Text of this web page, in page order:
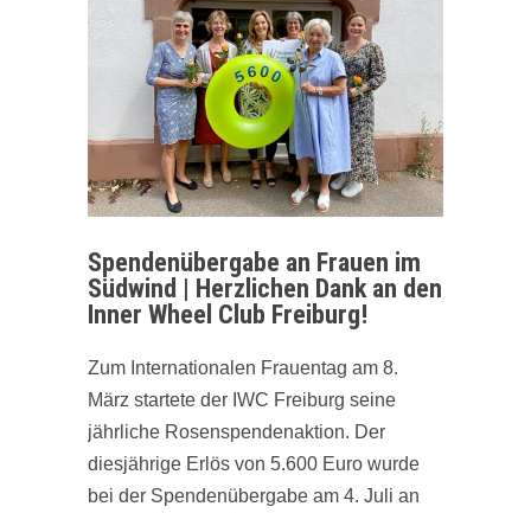
Spendenübergabe an Frauen im
Südwind | Herzlichen Dank an den
Inner Wheel Club Freiburg!
Zum Internationalen Frauentag am 8.
März startete der IWC Freiburg seine
jährliche Rosenspendenaktion. Der
diesjährige Erlös von 5.600 Euro wurde
bei der Spendenübergabe am 4. Juli an